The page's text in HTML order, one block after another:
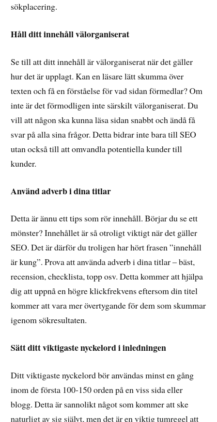
sökplacering.
Håll ditt innehåll välorganiserat
Se till att ditt innehåll är välorganiserat när det gäller
hur det är upplagt. Kan en läsare lätt skumma över
texten och få en förståelse för vad sidan förmedlar? Om
inte är det förmodligen inte särskilt välorganiserat. Du
vill att någon ska kunna läsa sidan snabbt och ändå få
svar på alla sina frågor. Detta bidrar inte bara till SEO
utan också till att omvandla potentiella kunder till
kunder.
Använd adverb i dina titlar
Detta är ännu ett tips som rör innehåll. Börjar du se ett
mönster? Innehållet är så otroligt viktigt när det gäller
SEO. Det är därför du troligen har hört frasen ”innehåll
är kung”. Prova att använda adverb i dina titlar – bäst,
recension, checklista, topp osv. Detta kommer att hjälpa
dig att uppnå en högre klickfrekvens eftersom din titel
kommer att vara mer övertygande för dem som skummar
igenom sökresultaten.
Sätt ditt viktigaste nyckelord i inledningen
Ditt viktigaste nyckelord bör användas minst en gång
inom de första 100-150 orden på en viss sida eller
blogg. Detta är sannolikt något som kommer att ske
naturligt av sig självt, men det är en viktig tumregel att